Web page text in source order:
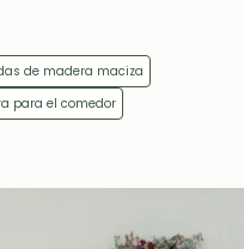
de madera maciza
para el comedor